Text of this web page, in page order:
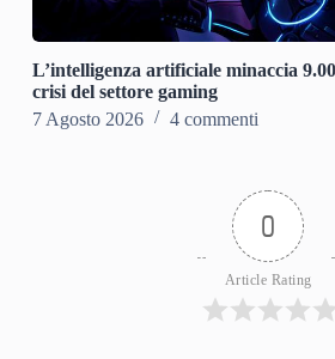
L’intelligenza artificiale minaccia
crisi del settore gaming
7 Agosto 2026
4 commenti
0
Article Rating